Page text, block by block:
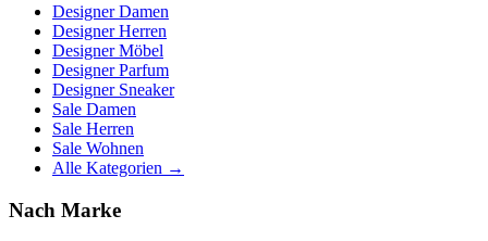
Designer Damen
Designer Herren
Designer Möbel
Designer Parfum
Designer Sneaker
Sale Damen
Sale Herren
Sale Wohnen
Alle Kategorien →
Nach Marke